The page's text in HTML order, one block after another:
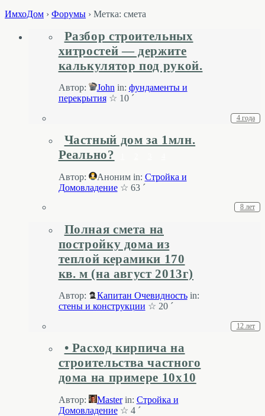
ИмхоДом › Форумы › Метка: смета
Разбор строительных
хитростей — держите
калькулятор под рукой.
Автор: John in: фундаменты и
перекрытия☆ 10 ´
4 года
Частный дом за 1млн.
Реально?
Автор: Аноним in: Стройка и
Домовладение☆ 63 ´
8 лет
Полная смета на
постройку дома из
теплой керамики 170
кв. м (на август 2013г)
Автор: Капитан Очевидность in:
стены и конструкции ☆ 20 ´
12 лет
• Расход кирпича на
строительства частного
дома на примере 10х10
Автор: Master in: Стройка и
Домовладение☆ 4 ´